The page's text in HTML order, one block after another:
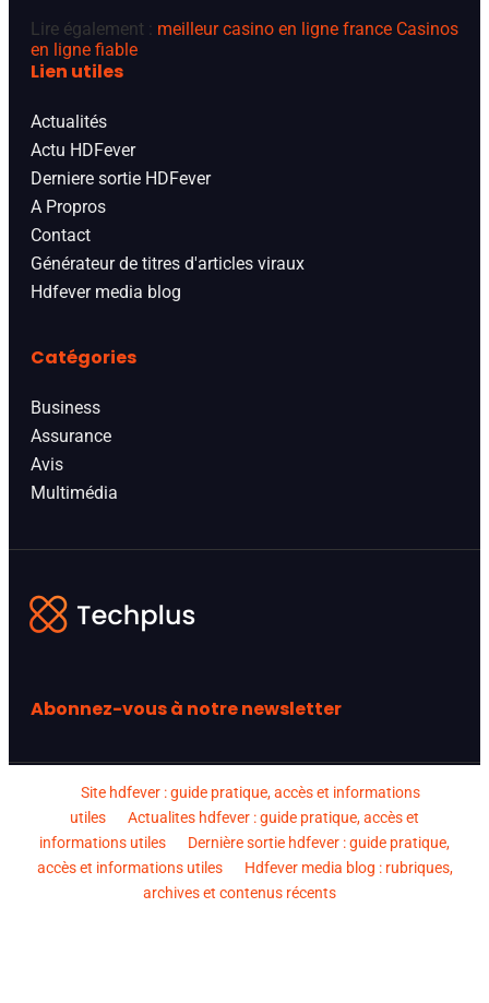
Lire également : meilleur casino en ligne france Casinos
en ligne fiable
Lien utiles
Actualités
Actu HDFever
Derniere sortie HDFever
A Propros
Contact
Générateur de titres d'articles viraux
Hdfever media blog
Catégories
Business
Assurance
Avis
Multimédia
Abonnez-vous à notre newsletter
Site hdfever : guide pratique, accès et informations
utiles
Actualites hdfever : guide pratique, accès et
informations utiles
Dernière sortie hdfever : guide pratique,
accès et informations utiles
Hdfever media blog : rubriques,
archives et contenus récents